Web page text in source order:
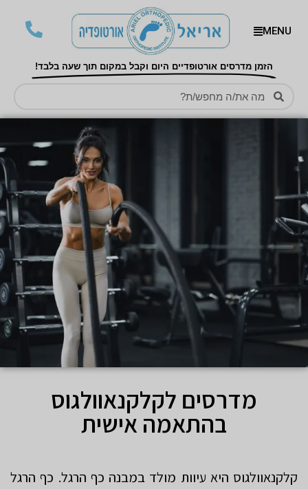
MENU
הזמן מדרסים אורטופדיים היום וקבל במקום תוך שעה בלבד!
מדרסים לקלקנאוולגוס
בהתאמה אישית
קלקנאוולגוס היא עיוות מולד במבנה כף הרגל. כף הרגל